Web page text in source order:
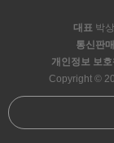
대표 박
통신판
개인정보 보
Copyright ©